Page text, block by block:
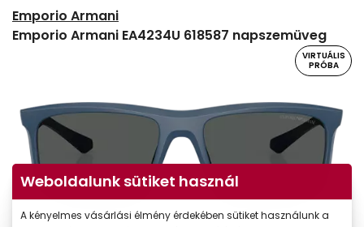
Emporio Armani
Emporio Armani EA4234U 618587 napszemüveg
VIRTUÁLIS
PRÓBA
Weboldalunk sütiket használ
A kényelmes vásárlási élmény érdekében sütiket használunk a